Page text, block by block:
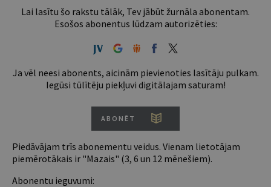
Lai lasītu šo rakstu tālāk, Tev jābūt žurnāla abonentam.
Esošos abonentus lūdzam autorizēties:
Ja vēl neesi abonents, aicinām pievienoties lasītāju pulkam.
Iegūsi tūlītēju piekļuvi digitālajam saturam!
ABONĒT
Piedāvājam trīs abonementu veidus. Vienam lietotājam
piemērotākais ir "Mazais" (3, 6 un 12 mēnešiem).
Abonentu ieguvumi: